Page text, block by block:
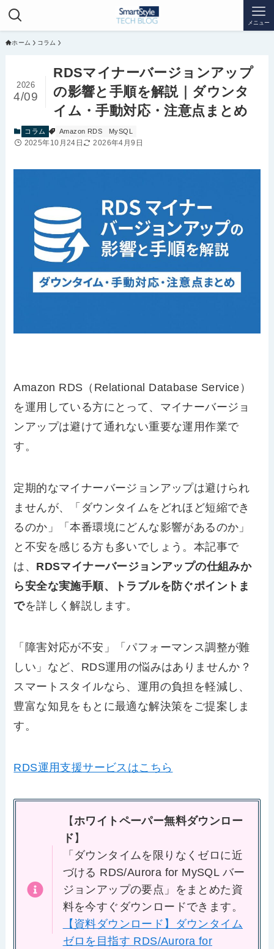
メニュー
ホーム コラム
RDSマイナーバージョンアップ
の影響と手順を解説｜ダウンタ
イム・手動対応・注意点まとめ
2026
4/09
コラム Amazon RDS MySQL
2025年10月24日 2026年4月9日
Amazon RDS（Relational Database Service）
を運用している方にとって、マイナーバージョ
ンアップは避けて通れない重要な運用作業で
す。
定期的なマイナーバージョンアップは避けられ
ませんが、「ダウンタイムをどれほど短縮でき
るのか」「本番環境にどんな影響があるのか」
と不安を感じる方も多いでしょう。本記事で
は、 RDSマイナーバージョンアップの仕組みか
ら安全な実施手順、トラブルを防ぐポイントま
でを詳しく解説します。
「障害対応が不安」「パフォーマンス調整が難
しい」など、RDS運用の悩みはありませんか？
スマートスタイルなら、運用の負担を軽減し、
豊富な知見をもとに最適な解決策をご提案しま
す。
RDS運用支援サービスはこちら
【ホワイトペーパー無料ダウンロー
ド 】
「ダウンタイムを限りなくゼロに近
づける RDS/Aurora for MySQL バー
ジョンアップの要点」をまとめた資
料を今すぐダウンロードできます。
【資料ダウンロード】ダウンタイム
ゼロを目指す RDS/Aurora for